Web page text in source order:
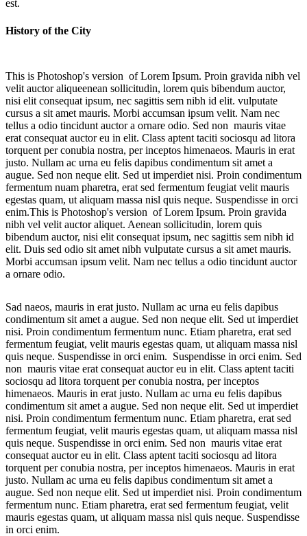
est.
History of the City
This is Photoshop's version of Lorem Ipsum. Proin gravida nibh vel
velit auctor aliqueenean sollicitudin, lorem quis bibendum auctor,
nisi elit consequat ipsum, nec sagittis sem nibh id elit. vulputate
cursus a sit amet mauris. Morbi accumsan ipsum velit. Nam nec
tellus a odio tincidunt auctor a ornare odio. Sed non mauris vitae
erat consequat auctor eu in elit. Class aptent taciti sociosqu ad litora
torquent per conubia nostra, per inceptos himenaeos. Mauris in erat
justo. Nullam ac urna eu felis dapibus condimentum sit amet a
augue. Sed non neque elit. Sed ut imperdiet nisi. Proin condimentum
fermentum nuam pharetra, erat sed fermentum feugiat velit mauris
egestas quam, ut aliquam massa nisl quis neque. Suspendisse in orci
enim.This is Photoshop's version of Lorem Ipsum. Proin gravida
nibh vel velit auctor aliquet. Aenean sollicitudin, lorem quis
bibendum auctor, nisi elit consequat ipsum, nec sagittis sem nibh id
elit. Duis sed odio sit amet nibh vulputate cursus a sit amet mauris.
Morbi accumsan ipsum velit. Nam nec tellus a odio tincidunt auctor
a ornare odio.
Sad naeos, mauris in erat justo. Nullam ac urna eu felis dapibus
condimentum sit amet a augue. Sed non neque elit. Sed ut imperdiet
nisi. Proin condimentum fermentum nunc. Etiam pharetra, erat sed
fermentum feugiat, velit mauris egestas quam, ut aliquam massa nisl
quis neque. Suspendisse in orci enim. Suspendisse in orci enim. Sed
non mauris vitae erat consequat auctor eu in elit. Class aptent taciti
sociosqu ad litora torquent per conubia nostra, per inceptos
himenaeos. Mauris in erat justo. Nullam ac urna eu felis dapibus
condimentum sit amet a augue. Sed non neque elit. Sed ut imperdiet
nisi. Proin condimentum fermentum nunc. Etiam pharetra, erat sed
fermentum feugiat, velit mauris egestas quam, ut aliquam massa nisl
quis neque. Suspendisse in orci enim. Sed non mauris vitae erat
consequat auctor eu in elit. Class aptent taciti sociosqu ad litora
torquent per conubia nostra, per inceptos himenaeos. Mauris in erat
justo. Nullam ac urna eu felis dapibus condimentum sit amet a
augue. Sed non neque elit. Sed ut imperdiet nisi. Proin condimentum
fermentum nunc. Etiam pharetra, erat sed fermentum feugiat, velit
mauris egestas quam, ut aliquam massa nisl quis neque. Suspendisse
in orci enim.